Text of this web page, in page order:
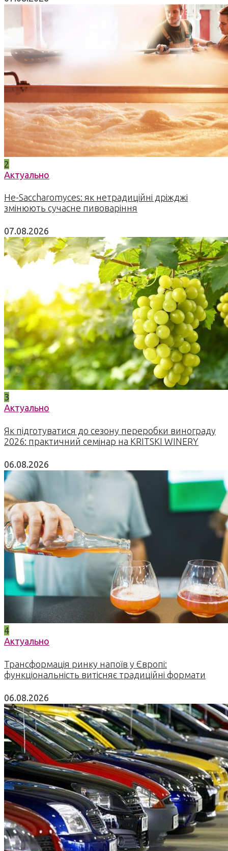
2
Актуально
Не-Saccharomyces: як нетрадиційні дріжджі
змінюють сучасне пивоваріння
07.08.2026
3
Актуально
Як підготуватися до сезону переробки винограду
2026: практичний семінар на KRITSKI WINERY
06.08.2026
4
Актуально
Трансформація ринку напоїв у Європі:
функціональність витісняє традиційні формати
06.08.2026